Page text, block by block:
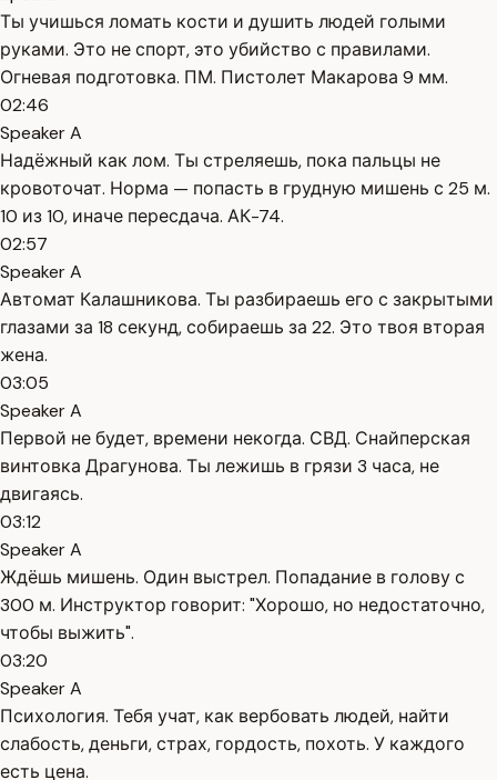
Ты учишься ломать кости и душить людей голыми
руками. Это не спорт, это убийство с правилами.
Огневая подготовка. ПМ. Пистолет Макарова 9 мм.
02:46
Speaker A
Надёжный как лом. Ты стреляешь, пока пальцы не
кровоточат. Норма — попасть в грудную мишень с 25 м.
10 из 10, иначе пересдача. АК-74.
02:57
Speaker A
Автомат Калашникова. Ты разбираешь его с закрытыми
глазами за 18 секунд, собираешь за 22. Это твоя вторая
жена.
03:05
Speaker A
Первой не будет, времени некогда. СВД. Снайперская
винтовка Драгунова. Ты лежишь в грязи 3 часа, не
двигаясь.
03:12
Speaker A
Ждёшь мишень. Один выстрел. Попадание в голову с
300 м. Инструктор говорит: "Хорошо, но недостаточно,
чтобы выжить".
03:20
Speaker A
Психология. Тебя учат, как вербовать людей, найти
слабость, деньги, страх, гордость, похоть. У каждого
есть цена.